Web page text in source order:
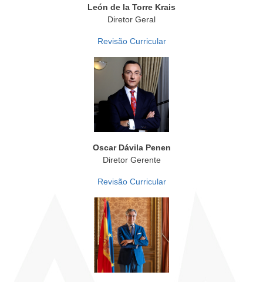
León de la Torre Krais
Diretor Geral
Revisão Curricular
Oscar Dávila Penen
Diretor Gerente
Revisão Curricular